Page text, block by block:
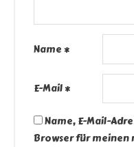
Name*
E-Mail*
Name, E-Mail-
Browser für